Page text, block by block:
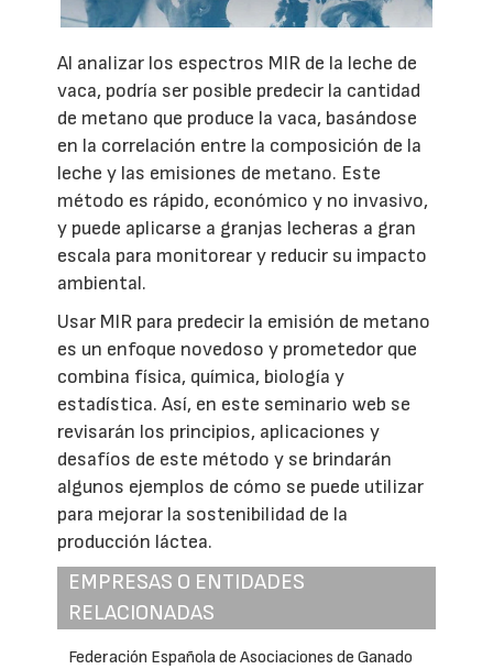
Al analizar los espectros MIR de la leche de
vaca, podría ser posible predecir la cantidad
de metano que produce la vaca, basándose
en la correlación entre la composición de la
leche y las emisiones de metano. Este
método es rápido, económico y no invasivo,
y puede aplicarse a granjas lecheras a gran
escala para monitorear y reducir su impacto
ambiental.
Usar MIR para predecir la emisión de metano
es un enfoque novedoso y prometedor que
combina física, química, biología y
estadística. Así, en este seminario web se
revisarán los principios, aplicaciones y
desafíos de este método y se brindarán
algunos ejemplos de cómo se puede utilizar
para mejorar la sostenibilidad de la
producción láctea.
EMPRESAS O ENTIDADES
RELACIONADAS
Federación Española de Asociaciones de Ganado